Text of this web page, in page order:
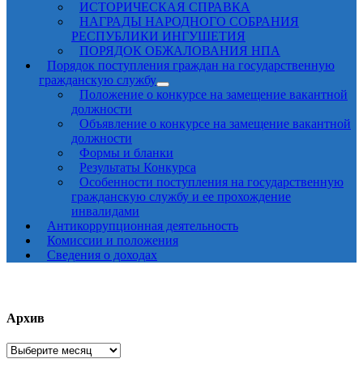
ИСТОРИЧЕСКАЯ СПРАВКА
НАГРАДЫ НАРОДНОГО СОБРАНИЯ
РЕСПУБЛИКИ ИНГУШЕТИЯ
ПОРЯДОК ОБЖАЛОВАНИЯ НПА
Порядок поступления граждан на государственную
гражданскую службу
Положение о конкурсе на замещение вакантной
должности
Объявление о конкурсе на замещение вакантной
должности
Формы и бланки
Результаты Конкурса
Особенности поступления на государственную
гражданскую службу и ее прохождение
инвалидами
Антикоррупционная деятельность
Комиссии и положения
Сведения о доходах
Архив
Архив